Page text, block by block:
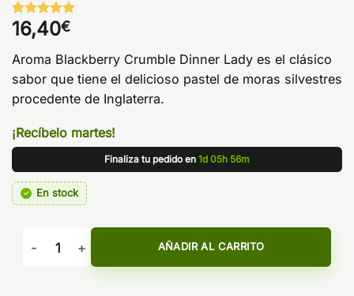
Valorado
con
de 5
1
valoración
de un
16,40€
Aroma Blackberry Crumble Dinner Lady es el clásico
sabor que tiene el delicioso pastel de moras silvestres
procedente de Inglaterra.
¡Recíbelo martes!
Finaliza tu pedido en 1d 05h 56m
En stock
AROMA BLACKBERRY CRUMBLE DINNER LADY cantidad
AÑADIR AL CARRITO